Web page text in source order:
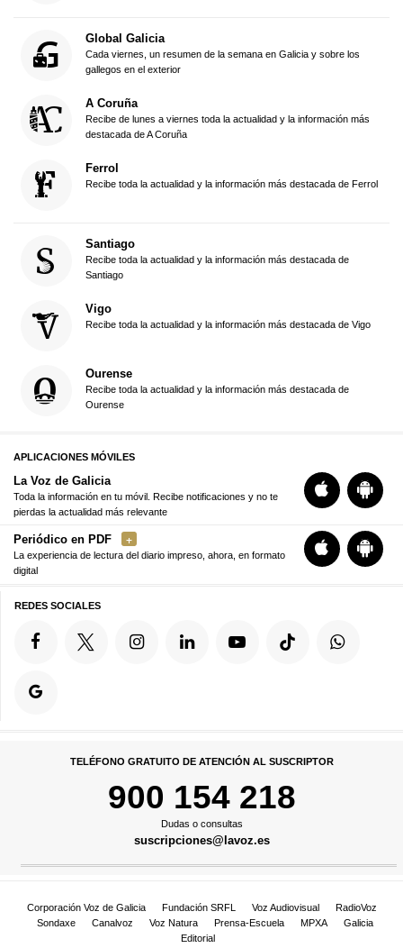
Global Galicia
Cada viernes, un resumen de la semana en Galicia y sobre los
gallegos en el exterior
A Coruña
Recibe de lunes a viernes toda la actualidad y la información más
destacada de A Coruña
Ferrol
Recibe toda la actualidad y la información más destacada de Ferrol
Santiago
Recibe toda la actualidad y la información más destacada de
Santiago
Vigo
Recibe toda la actualidad y la información más destacada de Vigo
Ourense
Recibe toda la actualidad y la información más destacada de
Ourense
APLICACIONES MÓVILES
La Voz de Galicia
Toda la información en tu móvil. Recibe notificaciones y no te
pierdas la actualidad más relevante
Periódico en PDF
La experiencia de lectura del diario impreso, ahora, en formato
digital
REDES SOCIALES
TELÉFONO GRATUITO DE ATENCIÓN AL SUSCRIPTOR
900 154 218
Dudas o consultas
suscripciones@lavoz.es
Corporación Voz de Galicia Fundación SRFL Voz Audiovisual
RadioVoz
Sondaxe
Canalvoz Voz Natura Prensa-Escuela MPXA
Galicia
Editorial